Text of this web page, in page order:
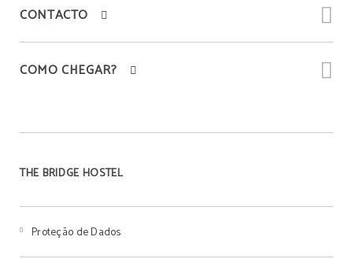
CONTACTO
COMO CHEGAR?
THE BRIDGE HOSTEL
Proteção de Dados